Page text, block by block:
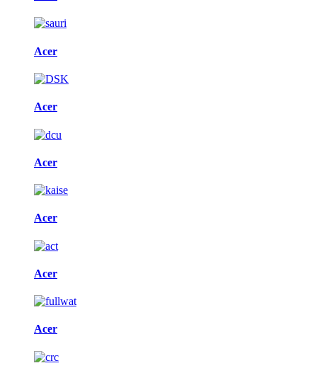
Acer
Acer
Acer
Acer
Acer
Acer